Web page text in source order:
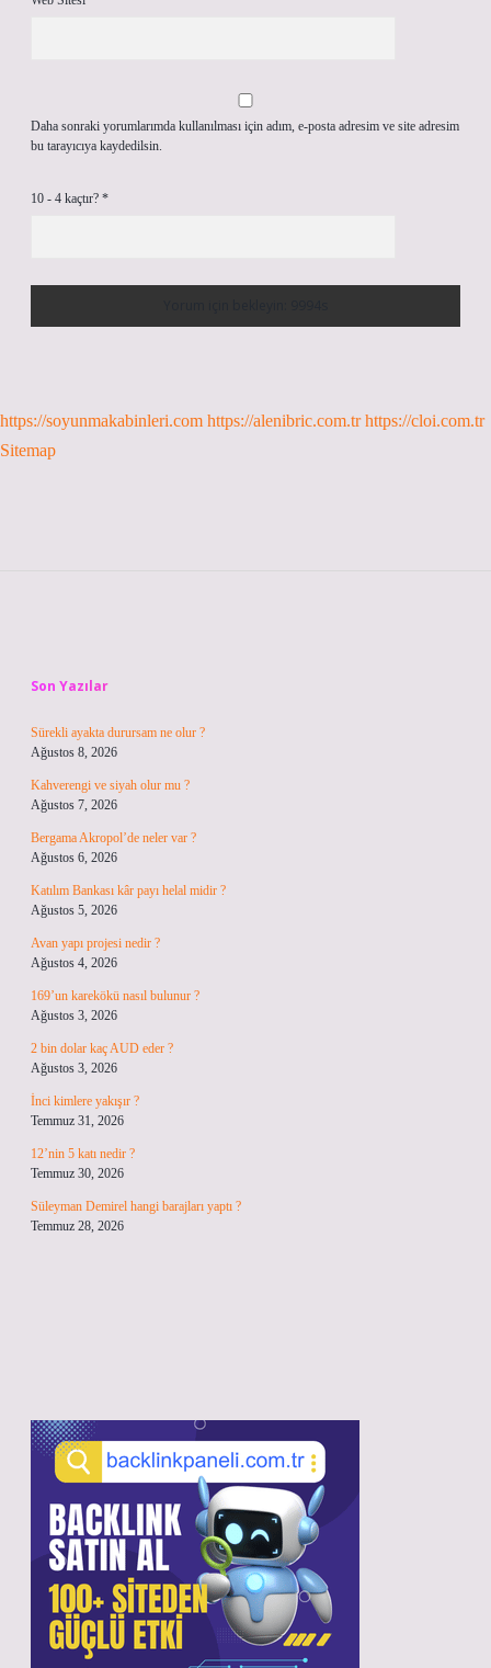
Daha sonraki yorumlarımda kullanılması için adım, e-posta adresim ve site adresim
bu tarayıcıya kaydedilsin.
10 - 4 kaçtır? *
https://soyunmakabinleri.com https://alenibric.com.tr https://cloi.com.tr
Sitemap
Son Yazılar
Sürekli ayakta durursam ne olur ?
Ağustos 8, 2026
Kahverengi ve siyah olur mu ?
Ağustos 7, 2026
Bergama Akropol’de neler var ?
Ağustos 6, 2026
Katılım Bankası kâr payı helal midir ?
Ağustos 5, 2026
Avan yapı projesi nedir ?
Ağustos 4, 2026
169’un karekökü nasıl bulunur ?
Ağustos 3, 2026
2 bin dolar kaç AUD eder ?
Ağustos 3, 2026
İnci kimlere yakışır ?
Temmuz 31, 2026
12’nin 5 katı nedir ?
Temmuz 30, 2026
Süleyman Demirel hangi barajları yaptı ?
Temmuz 28, 2026